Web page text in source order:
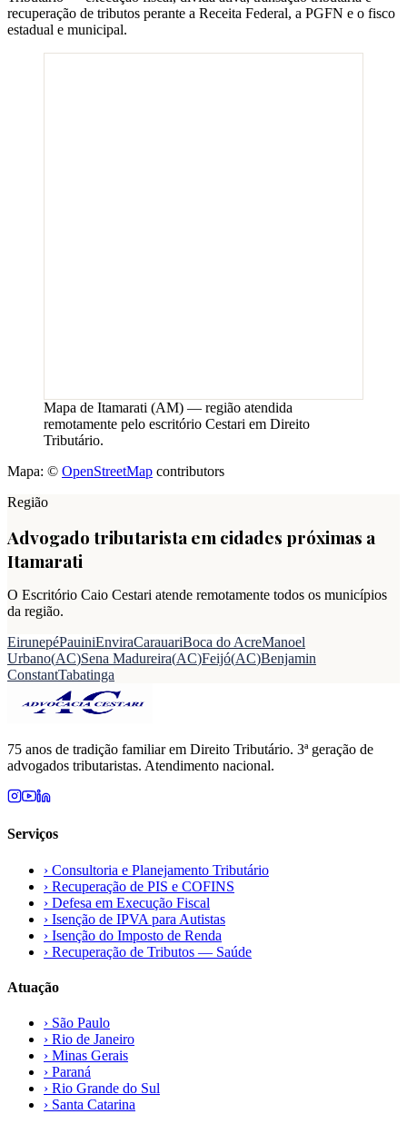
recuperação de tributos perante a Receita Federal, a PGFN e o fisco
estadual e municipal.
Mapa de Itamarati (AM) — região atendida
remotamente pelo escritório Cestari em Direito
Tributário.
Mapa: © OpenStreetMap contributors
Região
Advogado tributarista em cidades próximas a
Itamarati
O Escritório Caio Cestari atende remotamente todos os municípios
da região.
EirunepéPauiniEnviraCarauariBoca do AcreManoel
Urbano(AC)Sena Madureira(AC)Feijó(AC)Benjamin
ConstantTabatinga
75 anos de tradição familiar em Direito Tributário. 3ª geração de
advogados tributaristas. Atendimento nacional.
Serviços
› Consultoria e Planejamento Tributário
› Recuperação de PIS e COFINS
› Defesa em Execução Fiscal
› Isenção de IPVA para Autistas
› Isenção do Imposto de Renda
› Recuperação de Tributos — Saúde
Atuação
› São Paulo
› Rio de Janeiro
› Minas Gerais
› Paraná
› Rio Grande do Sul
› Santa Catarina